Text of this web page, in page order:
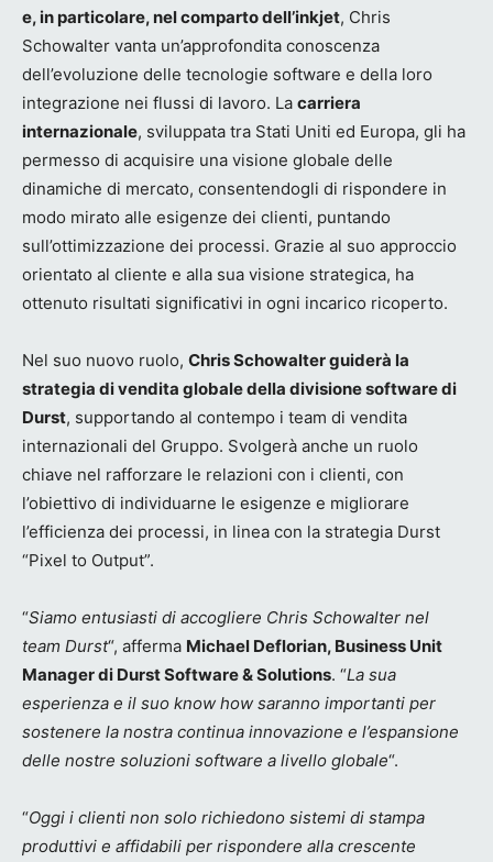
e, in particolare, nel comparto dell’inkjet, Chris
Schowalter vanta un’approfondita conoscenza
dell’evoluzione delle tecnologie software e della loro
integrazione nei flussi di lavoro. La carriera
internazionale, sviluppata tra Stati Uniti ed Europa, gli ha
permesso di acquisire una visione globale delle
dinamiche di mercato, consentendogli di rispondere in
modo mirato alle esigenze dei clienti, puntando
sull’ottimizzazione dei processi. Grazie al suo approccio
orientato al cliente e alla sua visione strategica, ha
ottenuto risultati significativi in ogni incarico ricoperto.
Nel suo nuovo ruolo, Chris Schowalter guiderà la
strategia di vendita globale della divisione software di
Durst, supportando al contempo i team di vendita
internazionali del Gruppo. Svolgerà anche un ruolo
chiave nel rafforzare le relazioni con i clienti, con
l’obiettivo di individuarne le esigenze e migliorare
l’efficienza dei processi, in linea con la strategia Durst
“Pixel to Output”.
“Siamo entusiasti di accogliere Chris Schowalter nel
team Durst“, afferma Michael Deflorian, Business Unit
Manager di Durst Software & Solutions. “La sua
esperienza e il suo know how saranno importanti per
sostenere la nostra continua innovazione e l’espansione
delle nostre soluzioni software a livello globale“.
“Oggi i clienti non solo richiedono sistemi di stampa
produttivi e affidabili per rispondere alla crescente